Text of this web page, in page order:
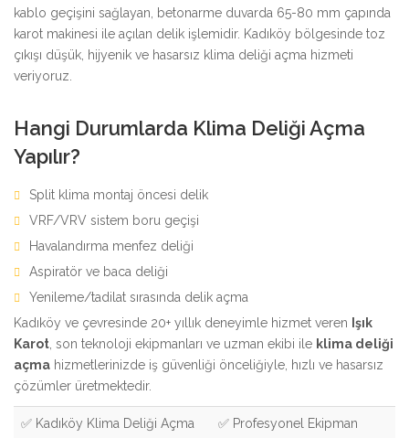
kablo geçişini sağlayan, betonarme duvarda 65-80 mm çapında
karot makinesi ile açılan delik işlemidir. Kadıköy bölgesinde toz
çıkışı düşük, hijyenik ve hasarsız klima deliği açma hizmeti
veriyoruz.
Hangi Durumlarda Klima Deliği Açma
Yapılır?
Split klima montaj öncesi delik
VRF/VRV sistem boru geçişi
Havalandırma menfez deliği
Aspiratör ve baca deliği
Yenileme/tadilat sırasında delik açma
Kadıköy ve çevresinde 20+ yıllık deneyimle hizmet veren Işık
Karot , son teknoloji ekipmanları ve uzman ekibi ile klima deliği
açma hizmetlerinizde iş güvenliği önceliğiyle, hızlı ve hasarsız
çözümler üretmektedir.
✅ Kadıköy Klima Deliği Açma ✅ Profesyonel Ekipman